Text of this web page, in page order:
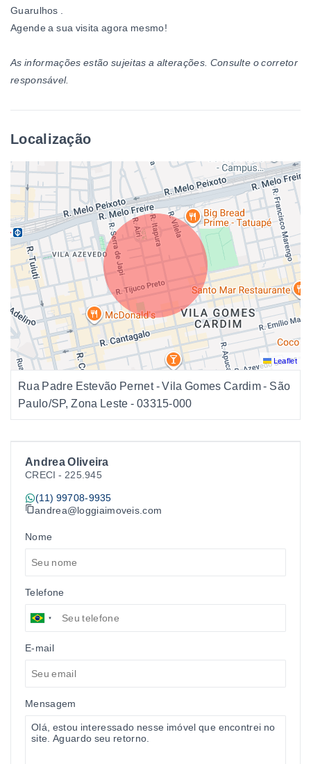
Andrea Oliveira
CRECI - 225.945
(11) 99708-9935
andrea@loggiaimoveis.com
Nome
Telefone
E-mail
Mensagem
Guarulhos .
Agende a sua visita agora mesmo!
As informações estão sujeitas a alterações. Consulte o corretor
responsável.
Localização
Leaflet
Rua Padre Estevão Pernet - Vila Gomes Cardim - São
Paulo/SP, Zona Leste - 03315-000